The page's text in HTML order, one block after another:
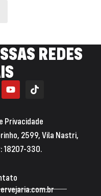
REDES
Privacidade
2599, Vila Nastri,
18207-330.